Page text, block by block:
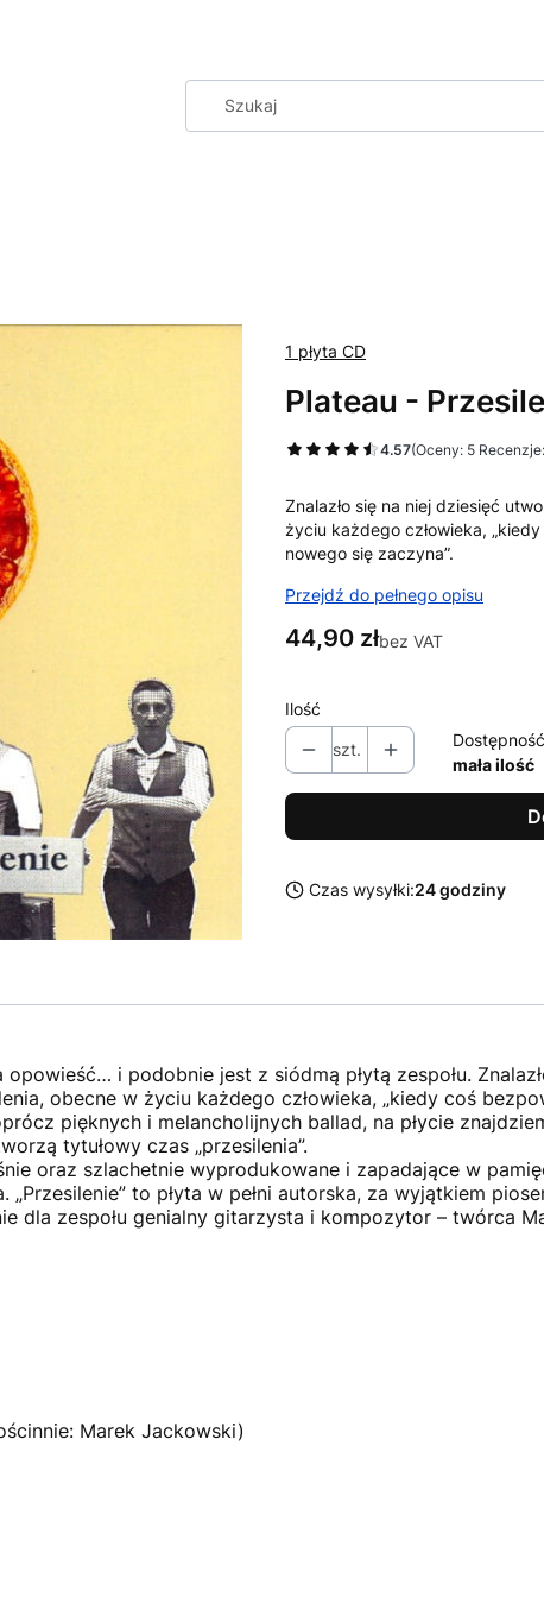
1 płyta CD
Plateau -
4.57(Oceny: 5
Znalazło się na niej dziesięć
życiu każdego człowieka,
nowego się zaczyna”.
Przejdź do pełnego opisu
Cena
44,90 złbez VAT
Ilość
szt.
mała ilość
Czas wysyłki:24 godziny
i podobnie jest z siódmą płytą zespołu.
obecne w życiu każdego człowieka, „kiedy coś
pięknych i melancholijnych ballad, na płycie
tytułowy czas „przesilenia”.
oraz szlachetnie wyprodukowane i zapadające w
to płyta w pełni autorska, za wyjątkiem
dla zespołu genialny gitarzysta i kompozytor – twórca
Marek Jackowski)